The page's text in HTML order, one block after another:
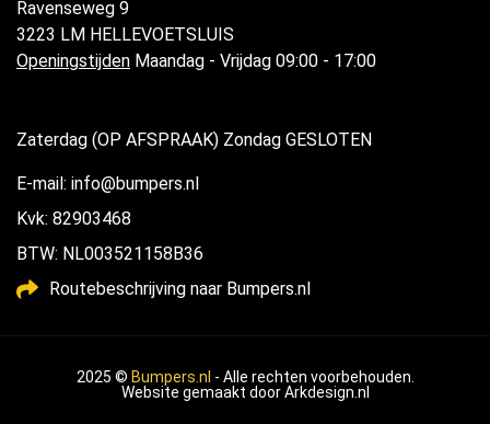
Ravenseweg 9
3223 LM HELLEVOETSLUIS
Openingstijden Maandag - Vrijdag 09:00 - 17:00
Zaterdag (OP AFSPRAAK) Zondag GESLOTEN
E-mail: info@bumpers.nl
Kvk: 82903468
BTW: NL003521158B36
Routebeschrijving naar Bumpers.nl
2025 © Bumpers.nl - Alle rechten voorbehouden.
Website gemaakt doorArkdesign.nl